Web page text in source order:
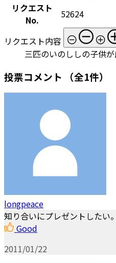
リクエスト
No.
52624
リクエスト内容
三匹のいのししの子供が
投票コメント （全1件）
longpeace
知り合いにプレゼントしたい。
Good
2011/01/22